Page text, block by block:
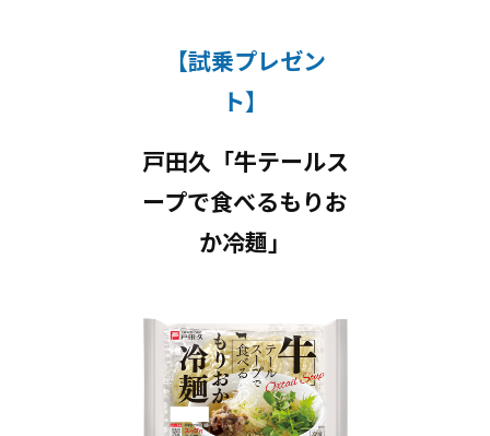
【試乗プレゼン
ト】
戸田久「牛テールス
ープで食べるもりお
か冷麺」